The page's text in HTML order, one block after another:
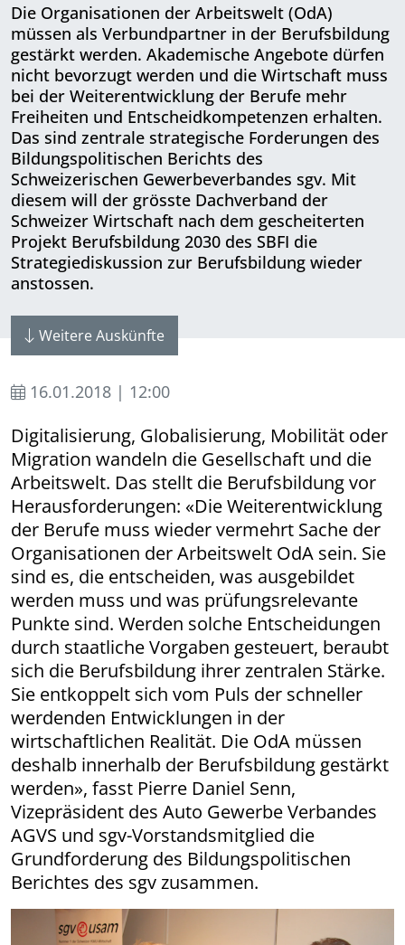
Die Organisationen der Arbeitswelt (OdA)
müssen als Verbundpartner in der Berufsbildung
gestärkt werden. Akademische Angebote dürfen
nicht bevorzugt werden und die Wirtschaft muss
bei der Weiterentwicklung der Berufe mehr
Freiheiten und Entscheidkompetenzen erhalten.
Das sind zentrale strategische Forderungen des
Bildungspolitischen Berichts des
Schweizerischen Gewerbe­verbandes sgv. Mit
diesem will der grösste Dachverband der
Schweizer Wirtschaft nach dem gescheiterten
Projekt Berufsbildung 2030 des SBFI die
Strategiediskussion zur Berufsbildung wieder
anstossen.
Weitere Auskünfte
16.01.2018 | 12:00
Digitalisierung, Globalisierung, Mobilität oder
Migration wandeln die Gesellschaft und die
Arbeitswelt. Das stellt die Berufsbildung vor
Herausforderungen: «Die Weiter­entwicklung
der Berufe muss wieder vermehrt Sache der
Organisationen der Arbeitswelt OdA sein. Sie
sind es, die entscheiden, was ausgebildet
werden muss und was prüfungsrelevante
Punkte sind. Werden solche Entscheidungen
durch staatliche Vorgaben gesteuert, beraubt
sich die Berufsbildung ihrer zentralen Stärke.
Sie entkoppelt sich vom Puls der schneller
werdenden Entwicklungen in der
wirtschaftlichen Realität. Die OdA müssen
deshalb innerhalb der Berufsbildung gestärkt
werden», fasst Pierre Daniel Senn,
Vizepräsident des Auto Gewerbe Verbandes
AGVS und sgv-Vorstandsmitglied die
Grundforderung des Bildungs­politischen
Berichtes des sgv zusammen.